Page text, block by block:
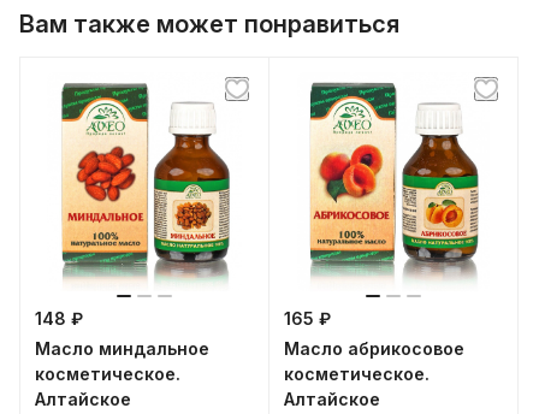
Вам также может понравиться
148 ₽
Масло миндальное
косметическое.
Алтайское
165 ₽
Масло абрикосовое
косметическое.
Алтайское